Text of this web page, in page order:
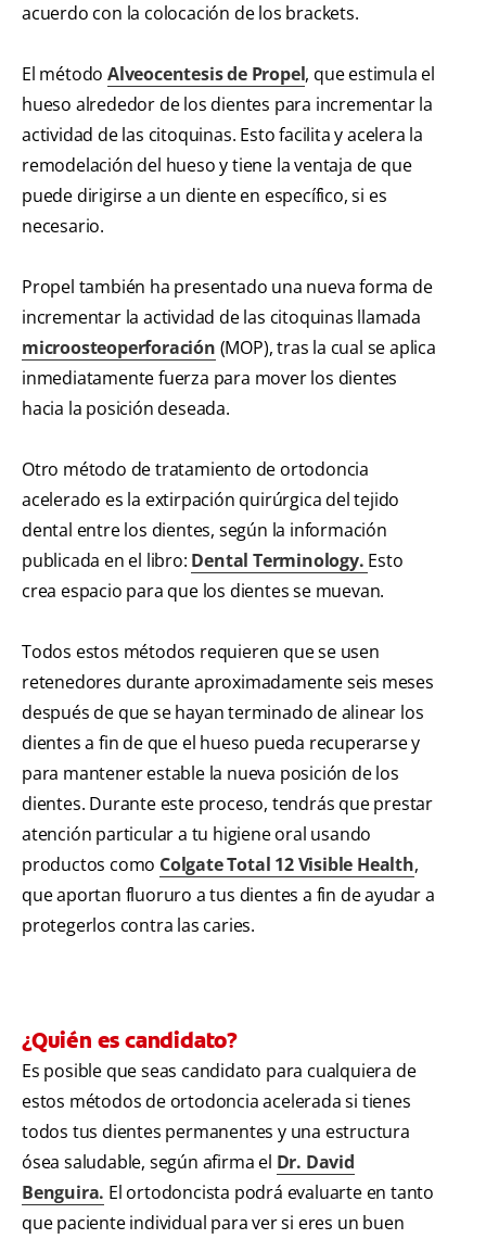
acuerdo con la colocación de los brackets.
El método Alveocentesis de Propel, que estimula el
hueso alrededor de los dientes para incrementar la
actividad de las citoquinas. Esto facilita y acelera la
remodelación del hueso y tiene la ventaja de que
puede dirigirse a un diente en específico, si es
necesario.
Propel también ha presentado una nueva forma de
incrementar la actividad de las citoquinas llamada
microosteoperforación (MOP), tras la cual se aplica
inmediatamente fuerza para mover los dientes
hacia la posición deseada.
Otro método de tratamiento de ortodoncia
acelerado es la extirpación quirúrgica del tejido
dental entre los dientes, según la información
publicada en el libro: Dental Terminology. Esto
crea espacio para que los dientes se muevan.
Todos estos métodos requieren que se usen
retenedores durante aproximadamente seis meses
después de que se hayan terminado de alinear los
dientes a fin de que el hueso pueda recuperarse y
para mantener estable la nueva posición de los
dientes. Durante este proceso, tendrás que prestar
atención particular a tu higiene oral usando
productos como Colgate Total 12 Visible Health,
que aportan fluoruro a tus dientes a fin de ayudar a
protegerlos contra las caries.
¿Quién es candidato?
Es posible que seas candidato para cualquiera de
estos métodos de ortodoncia acelerada si tienes
todos tus dientes permanentes y una estructura
ósea saludable, según afirma el Dr. David
Benguira. El ortodoncista podrá evaluarte en tanto
que paciente individual para ver si eres un buen